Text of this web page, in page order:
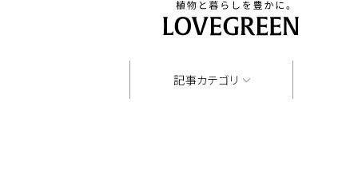
記事カテゴリ